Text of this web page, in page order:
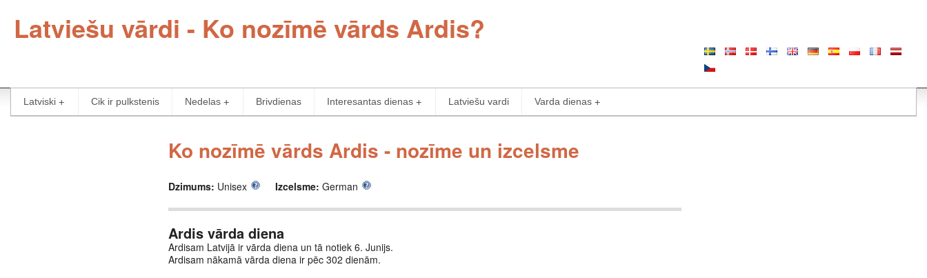
Latviešu vārdi - Ko nozīmē vārds Ardis?
Latviski Cik ir pulkstenis Nedelas Brivdienas Interesantas dienas Latviešu vardi Varda dienas
Ko nozīmē vārds Ardis - nozīme un izcelsme
Dzimums: Unisex Izcelsme: German
Ardis vārda diena
Ardisam Latvijā ir vārda diena un tā notiek 6. Junijs.
Ardisam nākamā vārda diena ir pēc 302 dienām.